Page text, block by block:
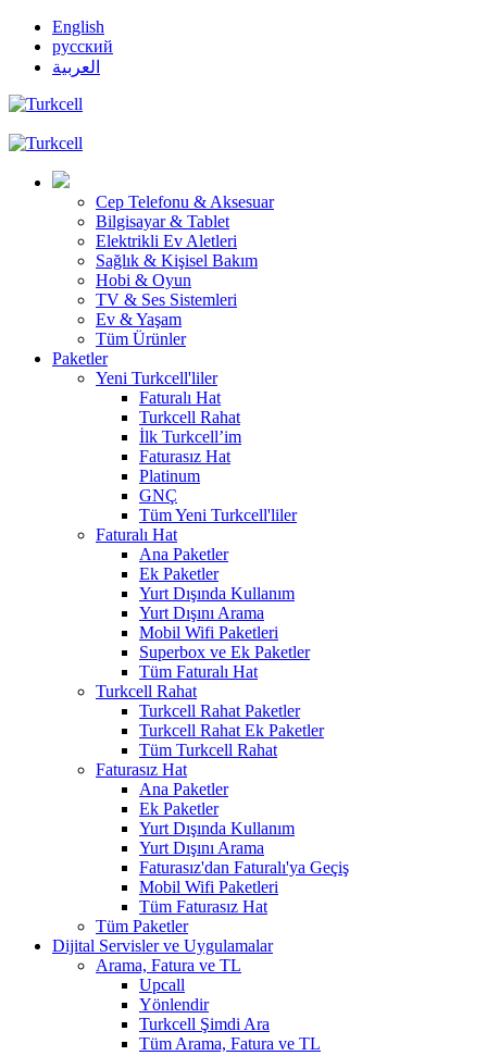
English
русский
العربية
Cep Telefonu & Aksesuar
Bilgisayar & Tablet
Elektrikli Ev Aletleri
Sağlık & Kişisel Bakım
Hobi & Oyun
TV & Ses Sistemleri
Ev & Yaşam
Tüm Ürünler
Paketler
Yeni Turkcell'liler
Faturalı Hat
Turkcell Rahat
İlk Turkcell’im
Faturasız Hat
Platinum
GNÇ
Tüm Yeni Turkcell'liler
Faturalı Hat
Ana Paketler
Ek Paketler
Yurt Dışında Kullanım
Yurt Dışını Arama
Mobil Wifi Paketleri
Superbox ve Ek Paketler
Tüm Faturalı Hat
Turkcell Rahat
Turkcell Rahat Paketler
Turkcell Rahat Ek Paketler
Tüm Turkcell Rahat
Faturasız Hat
Ana Paketler
Ek Paketler
Yurt Dışında Kullanım
Yurt Dışını Arama
Faturasız'dan Faturalı'ya Geçiş
Mobil Wifi Paketleri
Tüm Faturasız Hat
Tüm Paketler
Dijital Servisler ve Uygulamalar
Arama, Fatura ve TL
Upcall
Yönlendir
Turkcell Şimdi Ara
Tüm Arama, Fatura ve TL